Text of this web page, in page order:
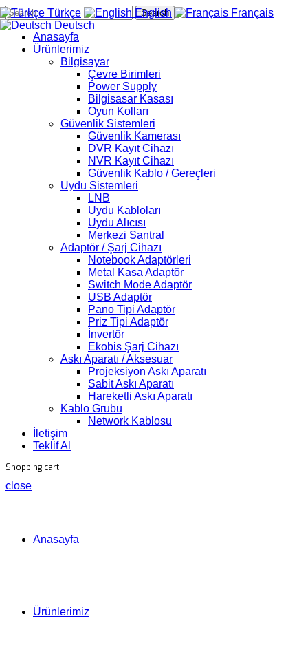
Search
Anasayfa
Ürünlerimiz
Bilgisayar
Çevre Birimleri
Power Supply
Bilgisasar Kasası
Oyun Kolları
Güvenlik Sistemleri
Güvenlik Kamerası
DVR Kayıt Cihazı
NVR Kayıt Cihazı
Güvenlik Kablo / Gereçleri
Uydu Sistemleri
LNB
Uydu Kabloları
Uydu Alıcısı
Merkezi Santral
Adaptör / Şarj Cihazı
Notebook Adaptörleri
Metal Kasa Adaptör
Switch Mode Adaptör
USB Adaptör
Pano Tipi Adaptör
Priz Tipi Adaptör
İnvertör
Ekobis Şarj Cihazı
Askı Aparatı / Aksesuar
Projeksiyon Askı Aparatı
Sabit Askı Aparatı
Hareketli Askı Aparatı
Kablo Grubu
Network Kablosu
İletişim
Teklif Al
Shopping cart
close
Anasayfa
Ürünlerimiz
Türkçe English
Français
Deutsch